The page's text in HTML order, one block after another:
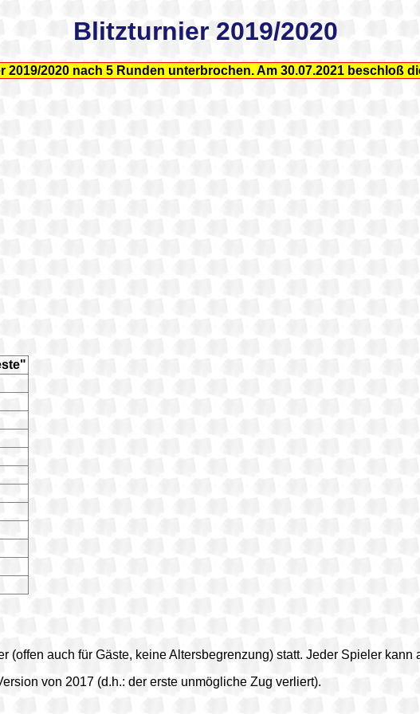
Blitzturnier 2019/2020
2019/2020 nach 5 Runden unterbrochen. Am 30.07.2021 beschloß
(offen auch für Gäste, keine Altersbegrenzung) statt. Jeder Spieler
von 2017 (d.h.: der erste unmögliche Zug verliert).